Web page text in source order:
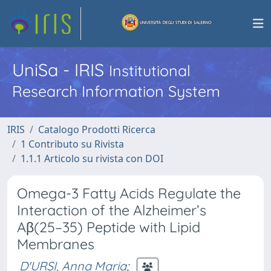
UniSa - IRISInstitutional
Research Information System
IRIS
Catalogo Prodotti Ricerca
1 Contributo su Rivista
1.1.1 Articolo su rivista con DOI
Omega-3 Fatty Acids Regulate the
Interaction of the Alzheimer’s
Aβ(25–35) Peptide with Lipid
Membranes
D'URSI, Anna Maria;